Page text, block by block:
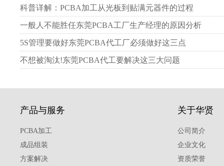
科普详解：PCBA加工从光板到贴满元器件的过程
一般人不能胜任东莞PCBA工厂生产经理的原因分析
5S管理要做好东莞PCBA代工厂必须做好这三点
不想被淘汰!东莞PCBA代工要解决这三大问题
产品与服务
PCBA加工
成品组装
方案解决
关于华贤
公司简介
企业文化
资质荣誉